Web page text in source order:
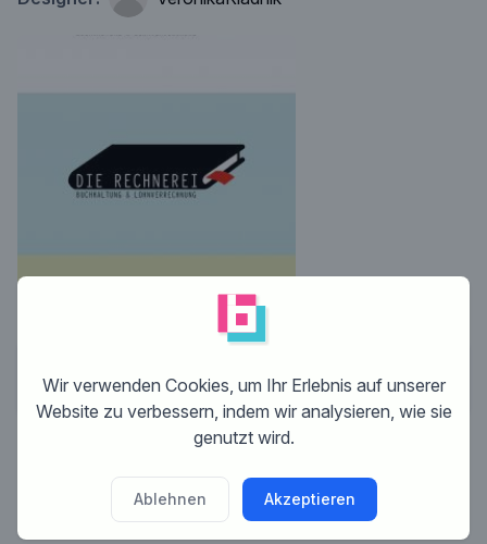
Keine Kommentare
Dieser Wettbewerb ist beendet. Es ist nicht
mehr möglich zu kommentieren.
Wir verwenden Cookies, um Ihr Erlebnis auf unserer
Website zu verbessern, indem wir analysieren, wie sie
genutzt wird.
Ablehnen Akzeptieren